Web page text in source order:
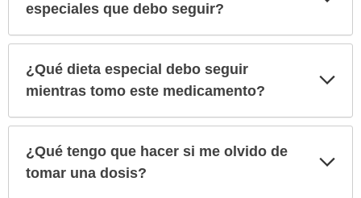
especiales que debo seguir?
¿Qué dieta especial debo seguir
mientras tomo este medicamento?
¿Qué tengo que hacer si me olvido de
tomar una dosis?